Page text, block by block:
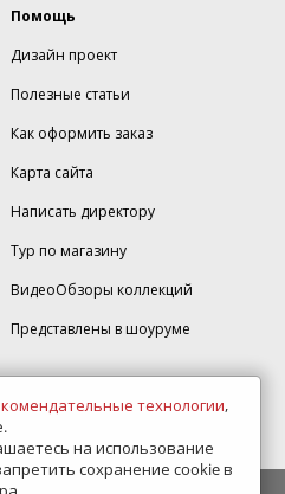
Помощь
Дизайн проект
Полезные статьи
Как оформить заказ
Карта сайта
Написать директору
Тур по магазину
ВидеоОбзоры коллекций
Представлены в шоуруме
округ, ул.Кореновская, дом 49,
технологии,
на использование
сохранение cookie в